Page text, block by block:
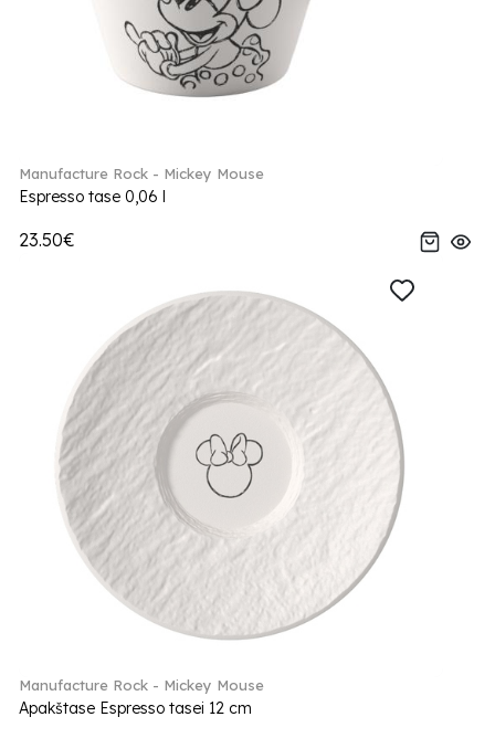
Manufacture Rock - Mickey Mouse
Espresso tase 0,06 l
23.50€
Manufacture Rock - Mickey Mouse
Apakštase Espresso tasei 12 cm